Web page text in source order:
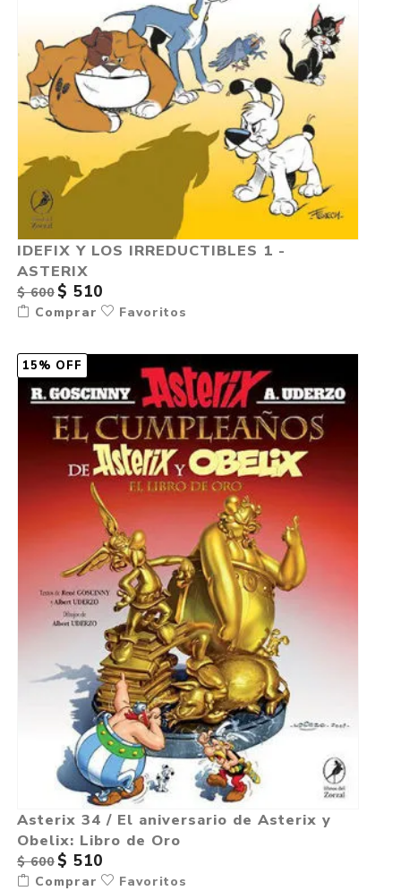
IDEFIX Y LOS IRREDUCTIBLES 1 -
ASTERIX
$ 600 $ 510
Comprar Favoritos
15% OFF
Asterix 34 / El aniversario de Asterix y
Obelix: Libro de Oro
$ 600 $ 510
Comprar Favoritos